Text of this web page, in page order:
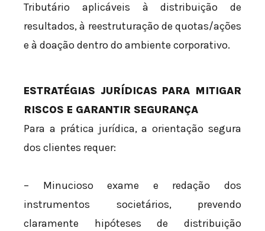
Tributário aplicáveis à distribuição de
resultados, à reestruturação de quotas/ações
e à doação dentro do ambiente corporativo.
ESTRATÉGIAS JURÍDICAS PARA MITIGAR
RISCOS E GARANTIR SEGURANÇA
Para a prática jurídica, a orientação segura
dos clientes requer:
– Minucioso exame e redação dos
instrumentos societários, prevendo
claramente hipóteses de distribuição